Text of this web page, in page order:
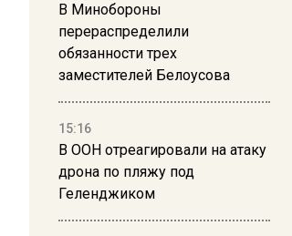
В Минобороны
перераспределили
обязанности трех
заместителей Белоусова
15:16
В ООН отреагировали на атаку
дрона по пляжу под
Геленджиком